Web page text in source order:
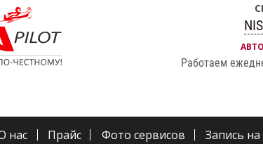
Работаем
нас Прайс Фото сервисов Запись на